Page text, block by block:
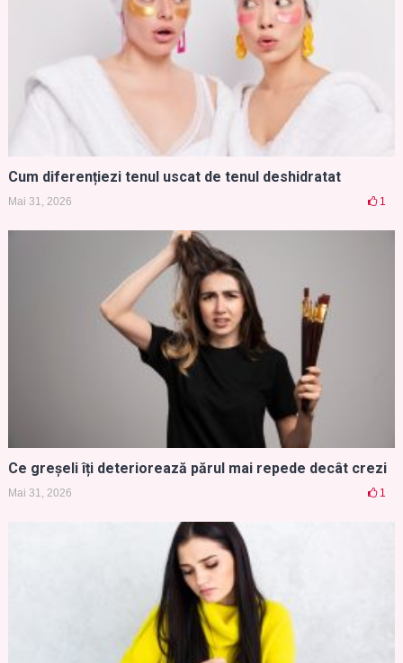
Cum diferențiezi tenul uscat de tenul deshidratat
Mai 31, 2026 1
Ce greșeli îți deteriorează părul mai repede decât crezi
Mai 31, 2026 1